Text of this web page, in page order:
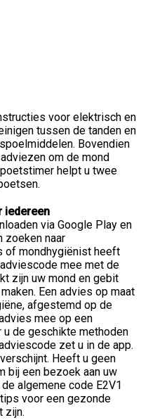
voor elektrisch en
tussen de tanden en
Bovendien
om de mond
helpt u twee
iedereen
via Google Play en
zoeken naar
of mondhygiënist heeft
mee met de
zijn uw mond en gebit
Een advies op maat
afgestemd op de
mee op een
u de geschikte methoden
zet u in de app.
Heeft u geen
bij een bezoek aan uw
algemene code E2V1
voor een gezonde
zijn.